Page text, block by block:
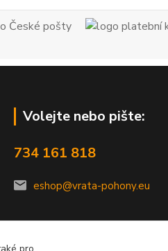
Volejte nebo pište:
734 161 818
eshop@vrata-pohony.eu